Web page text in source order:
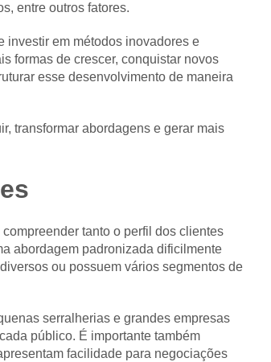
entre outros fatores.
investir em métodos inovadores e
formas de crescer, conquistar novos
esse desenvolvimento de maneira
transformar abordagens e gerar mais
tanto o perfil dos clientes
abordagem padronizada dificilmente
ou possuem vários segmentos de
serralherias e grandes empresas
público. É importante também
facilidade para negociações